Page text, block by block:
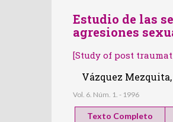
Estudio de las
agresiones
[Study of post
Vázquez
Vol. 6. Núm. 1. - 1996
Texto Completo